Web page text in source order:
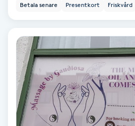
Bottenfärg
Brynformning
Brynfärgning
Brynplockning
Betala senare Presentkort Friskvård